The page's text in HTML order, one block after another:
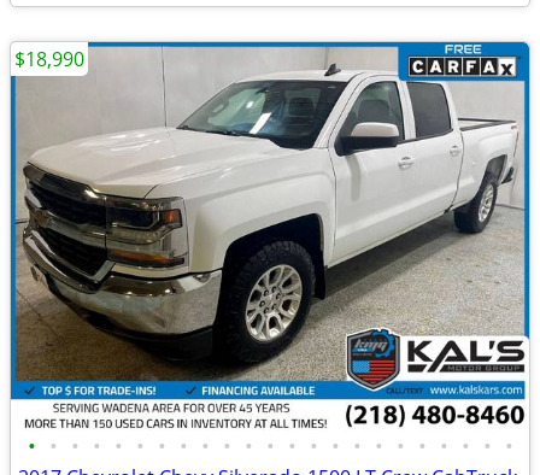
• • • • • • • • • • • • • • • • • • • • • • •
$18,990